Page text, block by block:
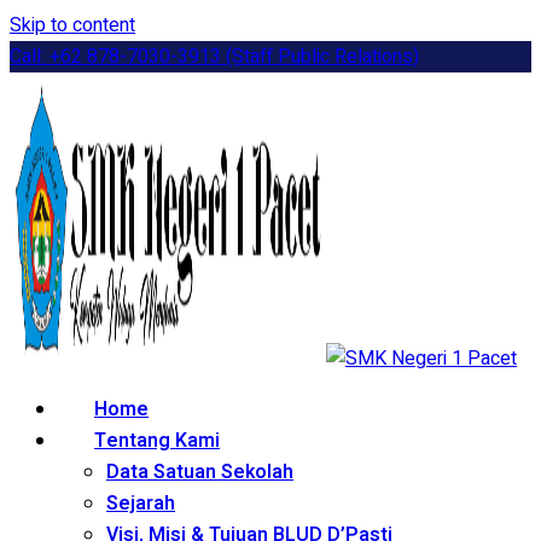
Skip to content
Call: +62 878-7030-3913 (Staff Public Relations)
Home
Tentang Kami
Data Satuan Sekolah
Sejarah
Visi, Misi & Tujuan BLUD D’Pasti